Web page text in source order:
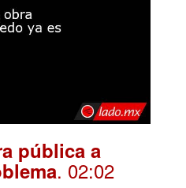
pública a
. 02:02